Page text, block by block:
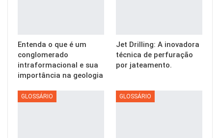
Entenda o que é um
conglomerado
intraformacional e sua
importância na geologia
Jet Drilling: A inovadora
técnica de perfuração
por jateamento.
GLOSSÁRIO GLOSSÁRIO